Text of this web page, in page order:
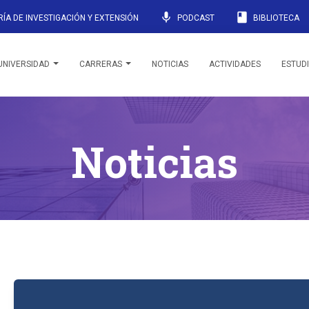
DE INVESTIGACIÓN Y EXTENSIÓN mic PODCAST book BIBLIOTECA
CARRERAS NOTICIAS ACTIVIDADES
Noticias